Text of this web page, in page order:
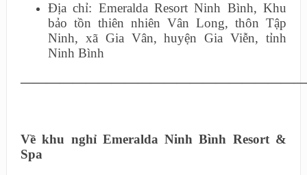
Địa chỉ: Emeralda Resort Ninh Bình, Khu
bảo tồn thiên nhiên Vân Long, thôn Tập
Ninh, xã Gia Vân, huyện Gia Viễn, tỉnh
Ninh Bình
Về khu nghỉ Emeralda Ninh Bình Resort &
Spa